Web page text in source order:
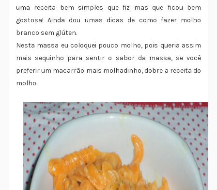
uma receita bem simples que fiz mas que ficou bem
gostosa! Ainda dou umas dicas de como fazer molho
branco sem glúten.
Nesta massa eu coloquei pouco molho, pois queria assim
mais sequinho para sentir o sabor da massa, se você
preferir um macarrão mais molhadinho, dobre a receita do
molho.